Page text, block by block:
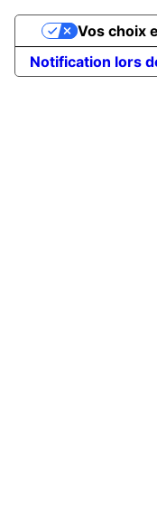
Notification lors
Vos choix